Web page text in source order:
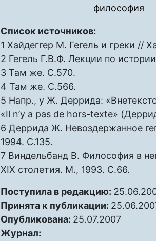
философия
Список источников:
1 Хайдеггер М. Гегель и греки //
2 Гегель Г.В.Ф. Лекции по
3 Там же. С.570.
4 Там же. С.566.
5 Напр., у Ж. Деррида:
«Il n’y a pas de hors-texte»
6 Деррида Ж. Невоздержанное
1994. С.135.
7 Виндельбанд В. Философия в
XIX столетия. М., 1993. С.66.
Поступила в редакцию:
Принята к публикации:
Опубликована: 25.07.2007
Журнал: